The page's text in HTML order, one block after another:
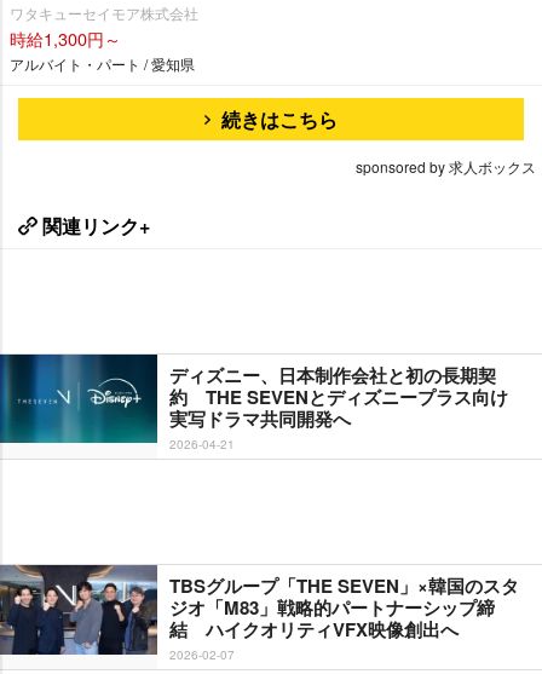
ワタキューセイモア株式会社
時給1,300円～
アルバイト・パート / 愛知県
続きはこちら
sponsored by 求人ボックス
関連リンク+
ディズニー、日本制作会社と初の長期契
約 THE SEVENとディズニープラス向け
実写ドラマ共同開発へ
2026-04-21
TBSグループ「THE SEVEN」×韓国のスタ
ジオ「M83」戦略的パートナーシップ締
結 ハイクオリティVFX映像創出へ
2026-02-07